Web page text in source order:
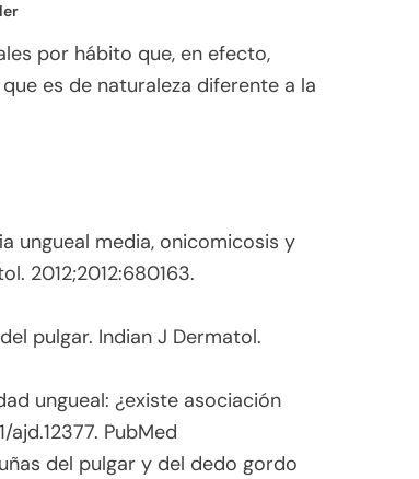
por hábito que, en efecto,
es de naturaleza diferente a la
ungueal media, onicomicosis y
2012;2012:680163.
pulgar. Indian J Dermatol.
ungueal: ¿existe asociación
ajd.12377. PubMed
del pulgar y del dedo gordo